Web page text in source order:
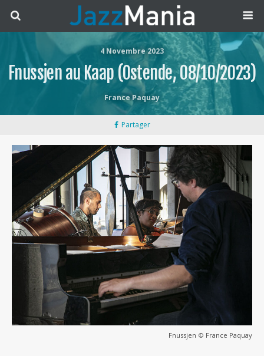
4 Novembre 2023
Fnussjen au Kaap (Ostende, 08/10/2023)
France Paquay
Partager
Fnussjen © France Paquay